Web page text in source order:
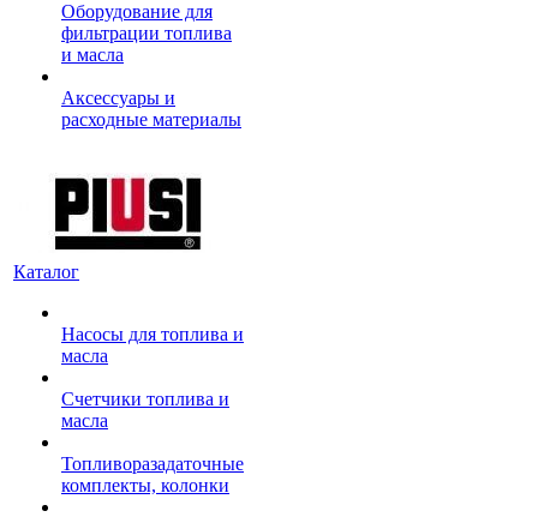
Оборудование для
фильтрации топлива
и масла
Аксессуары и
расходные материалы
Каталог
Насосы для топлива и
масла
Счетчики топлива и
масла
Топливоразадаточные
комплекты, колонки